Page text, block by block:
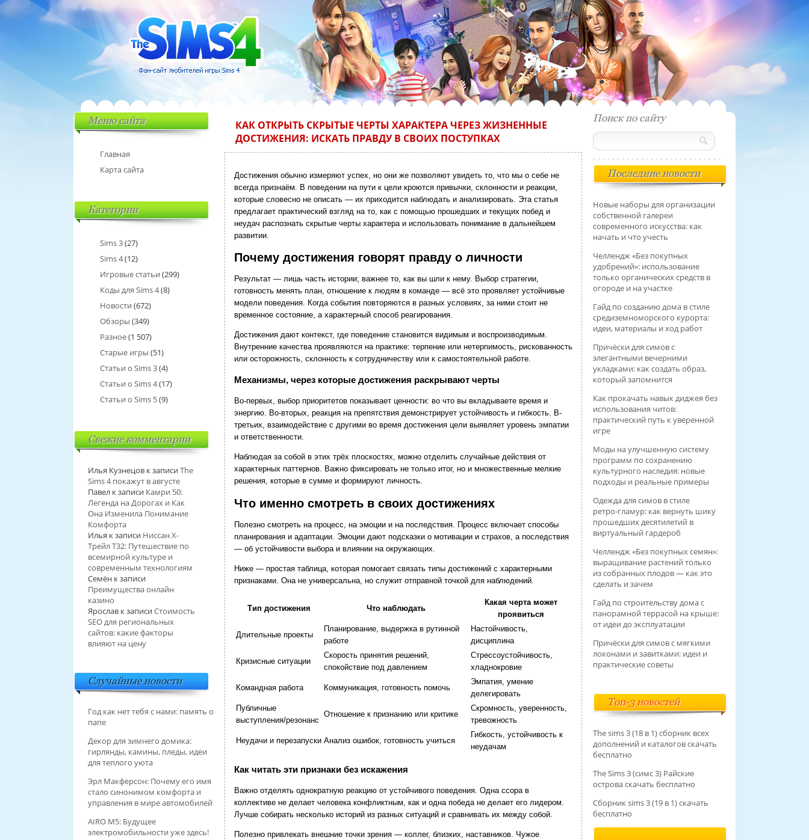
КАК ОТКРЫТЬ СКРЫТЫЕ ЧЕРТЫ ХАРАКТЕРА ЧЕРЕЗ ЖИЗНЕННЫЕ
ДОСТИЖЕНИЯ: ИСКАТЬ ПРАВДУ В СВОИХ ПОСТУПКАХ
Достижения обычно измеряют успех, но они же позволяют увидеть то, что мы о себе не
всегда признаём. В поведении на пути к цели кроются привычки, склонности и реакции,
которые словесно не описать — их приходится наблюдать и анализировать. Эта статья
предлагает практический взгляд на то, как с помощью прошедших и текущих побед и
неудач распознать скрытые черты характера и использовать понимание в дальнейшем
развитии.
Почему достижения говорят правду о личности
Результат — лишь часть истории; важнее то, как вы шли к нему. Выбор стратегии,
готовность менять план, отношение к людям в команде — всё это проявляет устойчивые
модели поведения. Когда события повторяются в разных условиях, за ними стоит не
временное состояние, а характерный способ реагирования.
Достижения дают контекст, где поведение становится видимым и воспроизводимым.
Внутренние качества проявляются на практике: терпение или нетерпимость, рискованность
или осторожность, склонность к сотрудничеству или к самостоятельной работе.
Механизмы, через которые достижения раскрывают черты
Во-первых, выбор приоритетов показывает ценности: во что вы вкладываете время и
энергию. Во-вторых, реакция на препятствия демонстрирует устойчивость и гибкость. В-
третьих, взаимодействие с другими во время достижения цели выявляет уровень эмпатии
и ответственности.
Наблюдая за собой в этих трёх плоскостях, можно отделить случайные действия от
характерных паттернов. Важно фиксировать не только итог, но и множественные мелкие
решения, которые в сумме и формируют личность.
Что именно смотреть в своих достижениях
Полезно смотреть на процесс, на эмоции и на последствия. Процесс включает способы
планирования и адаптации. Эмоции дают подсказки о мотивации и страхов, а последствия
— об устойчивости выбора и влиянии на окружающих.
Ниже — простая таблица, которая помогает связать типы достижений с характерными
признаками. Она не универсальна, но служит отправной точкой для наблюдений.
Тип достижения Что наблюдать
Какая черта может
проявиться
Длительные проекты
Планирование, выдержка в рутинной
работе
Настойчивость,
дисциплина
Кризисные ситуации
Скорость принятия решений,
спокойствие под давлением
Стрессоустойчивость,
хладнокровие
Командная работа Коммуникация, готовность помочь
Эмпатия, умение
делегировать
Публичные
выступления/резонанс
Отношение к признанию или критике
Скромность, уверенность,
тревожность
Неудачи и перезапуски Анализ ошибок, готовность учиться
Гибкость, устойчивость к
неудачам
Как читать эти признаки без искажения
Важно отделять однократную реакцию от устойчивого поведения. Одна ссора в
коллективе не делает человека конфликтным, как и одна победа не делает его лидером.
Лучше собирать несколько историй из разных ситуаций и сравнивать их между собой.
Полезно привлекать внешние точки зрения — коллег, близких, наставников. Чужое
Меню сайта
Главная
Карта сайта
Категории
Sims 3(27)
Sims 4(12)
Игровые статьи (299)
Коды для Sims 4(8)
Новости (672)
Обзоры (349)
Разное(1 507)
Старые игры (51)
Статьи о Sims 3(4)
Статьи о Sims 4(17)
Статьи о Sims 5(9)
Свежие комментарии
Илья Кузнецов к записиThe
Sims 4 покажут в августе
Павел к записи Камри 50:
Легенда на Дорогах и Как
Она Изменила Понимание
Комфорта
Илья к записи Ниссан Х-
Трейл T32: Путешествие по
всемирной культуре и
современным технологиям
Семён к записи
Преимущества онлайн
казино
Ярослав к записиСтоимость
SEO для региональных
сайтов: какие факторы
влияют на цену
Случайные новости
Год как нет тебя с нами: память о
папе
Декор для зимнего домика:
гирлянды, камины, пледы, идеи
для теплого уюта
Эрл Макферсон: Почему его имя
стало синонимом комфорта и
управления в мире автомобилей
AIRO M5: Будущее
электромобильности уже здесь!
Поиск по сайту
Последние новости
Новые наборы для организации
собственной галереи
современного искусства: как
начать и что учесть
Челлендж «Без покупных
удобрений»: использование
только органических средств в
огороде и на участке
Гайд по созданию дома в стиле
средиземноморского курорта:
идеи, материалы и ход работ
Причёски для симов с
элегантными вечерними
укладками: как создать образ,
который запомнится
Как прокачать навык диджея без
использования читов:
практический путь к уверенной
игре
Моды на улучшенную систему
программ по сохранению
культурного наследия: новые
подходы и реальные примеры
Одежда для симов в стиле
ретро‑гламур: как вернуть шику
прошедших десятилетий в
виртуальный гардероб
Челлендж «Без покупных семян»:
выращивание растений только
из собранных плодов — как это
сделать и зачем
Гайд по строительству дома с
панорамной террасой на крыше:
от идеи до эксплуатации
Причёски для симов с мягкими
локонами и завитками: идеи и
практические советы
Топ-3 новостей
The sims 3 (18 в 1) сборник всех
дополнений и каталогов скачать
бесплатно
The Sims 3 (симс 3) Райские
острова скачать бесплатно
Сборник sims 3 (19 в 1) скачать
бесплатно